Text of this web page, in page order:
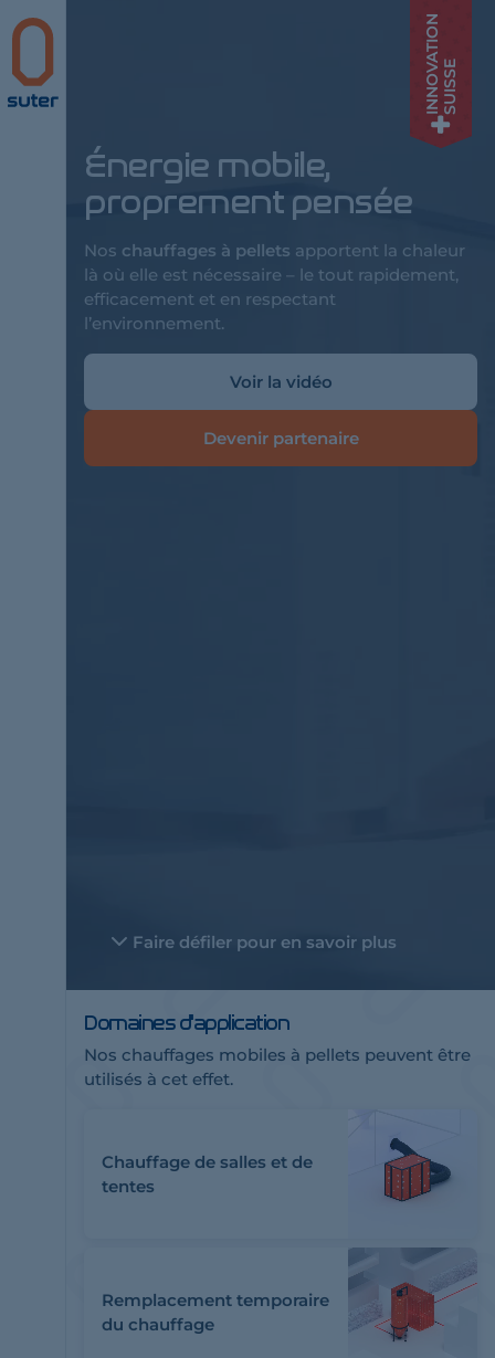
Suter INNOVATIONSUISSE
Énergie mobile,
proprement pensée
Nos chauffages à pellets apportent la chaleur
là où elle est nécessaire – le tout rapidement,
efficacement et en respectant
l’environnement.
Voir la vidéo
Devenir partenaire
Faire défiler pour en savoir plus
Domaines d'application
Nos chauffages mobiles à pellets peuvent être
utilisés à cet effet.
Chauffage de salles et de
tentes
Remplacement temporaire
du chauffage